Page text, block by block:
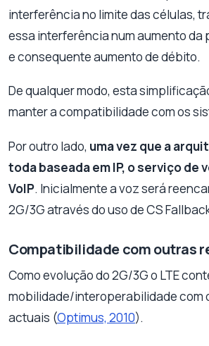
interferência no limite das células,
essa interferência num aumento da
e consequente aumento de débito.
De qualquer modo, esta
manter a compatibilidade com os
Por outro lado, uma vez que a
toda baseada em IP, o serviço de
VoIP. Inicialmente a voz será
2G/3G através do uso de CS
Compatibilidade com outras
Como evolução do 2G/3G o LTE
mobilidade/interoperabilidade com
actuais (Optimus, 2010).